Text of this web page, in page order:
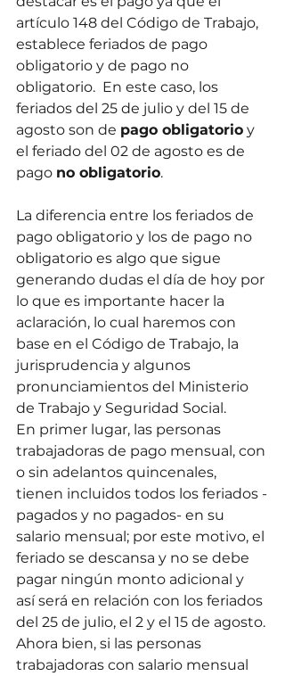
artículo 148 del Código de Trabajo,
establece feriados de pago
obligatorio y de pago no
obligatorio.  En este caso, los
feriados del 25 de julio y del 15 de
agosto son de pago obligatorio y
el feriado del 02 de agosto es de
pago no obligatorio.
La diferencia entre los feriados de
pago obligatorio y los de pago no
obligatorio es algo que sigue
generando dudas el día de hoy por
lo que es importante hacer la
aclaración, lo cual haremos con
base en el Código de Trabajo, la
jurisprudencia y algunos
pronunciamientos del Ministerio
de Trabajo y Seguridad Social.
En primer lugar, las personas
trabajadoras de pago mensual, con
o sin adelantos quincenales,
tienen incluidos todos los feriados -
pagados y no pagados- en su
salario mensual; por este motivo, el
feriado se descansa y no se debe
pagar ningún monto adicional y
así será en relación con los feriados
del 25 de julio, el 2 y el 15 de agosto.
Ahora bien, si las personas
trabajadoras con salario mensual